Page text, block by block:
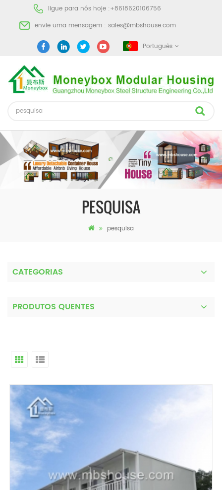
ligue para nós hoje :+8618620106756
envie uma mensagem : sales@mbshouse.com
Português
PESQUISA
pesquisa
CATEGORIAS
PRODUTOS QUENTES